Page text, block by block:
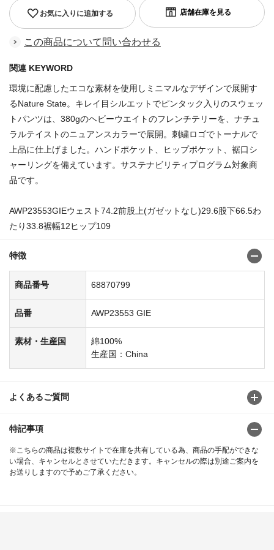
お気に入りに追加する
この商品について問い合わせる
関連 KEYWORD
環境に配慮したエコな素材を使用しミニマルなデザインで展開す
るNature State。キレイ目シルエットでピンタック入りのスウェッ
トパンツは、380gのヘビーウエイトのフレンチテリーを、ナチュ
ラルテイストのニュアンスカラーで展開。刺繍ロゴでトーナルで
上品に仕上げました。ハンドポケット、ヒップポケット、裾口シ
ャーリングを備えています。サステナビリティプログラム対象商
品です。
AWP23553GIEウェスト74.2前股上(ガゼットなし)29.6股下66.5わ
たり33.8裾幅12ヒップ109
特徴
商品番号 68870799
品番 AWP23553 GIE
素材・生産国
綿100%
生産国：China
よくあるご質問
特記事項
※こちらの商品は複数サイトで在庫を共有している為、商品の手配ができな
い場合、キャンセルとさせていただきます。キャンセルの際は別途ご案内を
お送りしますので予めご了承ください。